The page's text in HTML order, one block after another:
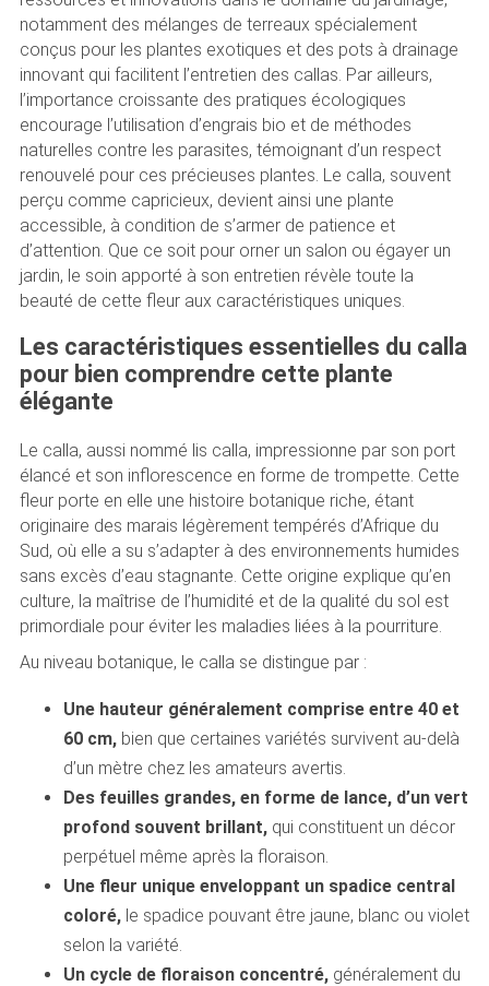
notamment des mélanges de terreaux spécialement
conçus pour les plantes exotiques et des pots à drainage
innovant qui facilitent l’entretien des callas. Par ailleurs,
l’importance croissante des pratiques écologiques
encourage l’utilisation d’engrais bio et de méthodes
naturelles contre les parasites, témoignant d’un respect
renouvelé pour ces précieuses plantes. Le calla, souvent
perçu comme capricieux, devient ainsi une plante
accessible, à condition de s’armer de patience et
d’attention. Que ce soit pour orner un salon ou égayer un
jardin, le soin apporté à son entretien révèle toute la
beauté de cette fleur aux caractéristiques uniques.
Les caractéristiques essentielles du calla
pour bien comprendre cette plante
élégante
Le calla, aussi nommé lis calla, impressionne par son port
élancé et son inflorescence en forme de trompette. Cette
fleur porte en elle une histoire botanique riche, étant
originaire des marais légèrement tempérés d’Afrique du
Sud, où elle a su s’adapter à des environnements humides
sans excès d’eau stagnante. Cette origine explique qu’en
culture, la maîtrise de l’humidité et de la qualité du sol est
primordiale pour éviter les maladies liées à la pourriture.
Au niveau botanique, le calla se distingue par :
Une hauteur généralement comprise entre 40 et
60 cm,bien que certaines variétés survivent au-delà
d’un mètre chez les amateurs avertis.
Des feuilles grandes, en forme de lance, d’un vert
profond souvent brillant,qui constituent un décor
perpétuel même après la floraison.
Une fleur unique enveloppant un spadice central
coloré,le spadice pouvant être jaune, blanc ou violet
selon la variété.
Un cycle de floraison concentré,généralement du